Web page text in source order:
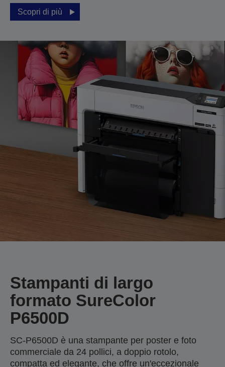
Scopri di più
Stampanti di largo
formato SureColor
P6500D
SC-P6500D è una stampante per poster e foto
commerciale da 24 pollici, a doppio rotolo,
compatta ed elegante, che offre un'eccezionale